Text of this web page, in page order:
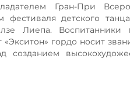
Гран-При
детского танца
Лиепа. Воспитанники
гордо носит
созданием